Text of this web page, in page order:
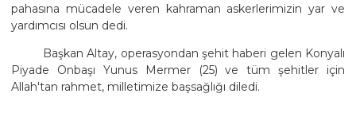
pahasına mücadele veren kahraman askerlerimizin yar ve
yardımcısı olsun dedi.
Başkan Altay, operasyondan şehit haberi gelen Konyalı
Piyade Onbaşı Yunus Mermer (25) ve tüm şehitler için
Allah'tan rahmet, milletimize başsağlığı diledi.